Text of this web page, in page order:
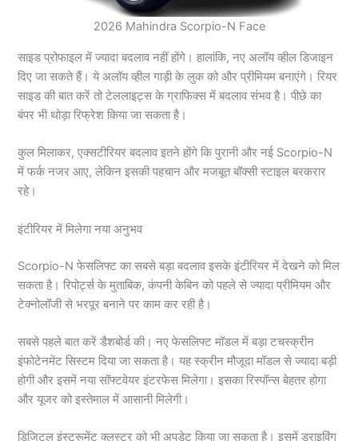
2026 Mahindra Scorpio-N Face
साइड प्रोफाइल में ज्यादा बदलाव नहीं होंगे। हालांकि, नए अलॉय व्हील डिजाइन
दिए जा सकते हैं। ये अलॉय व्हील गाड़ी के लुक को और प्रीमियम बनाएंगे। रियर
साइड की बात करें तो टेललाइट्स के ग्राफिक्स में बदलाव संभव है। पीछे का
बंपर भी थोड़ा रिफ्रेश किया जा सकता है।
कुल मिलाकर, एक्सटीरियर बदलाव इतने होंगे कि पुरानी और नई Scorpio-N
में फर्क नजर आए, लेकिन इसकी पहचान और मजबूत बॉक्सी स्टाइल बरकरार
रहे।
इंटीरियर में मिलेगा नया अनुभव
Scorpio-N फेसलिफ्ट का सबसे बड़ा बदलाव इसके इंटीरियर में देखने को मिल
सकता है। रिपोर्ट्स के मुताबिक, कंपनी केबिन को पहले से ज्यादा प्रीमियम और
टेक्नोलॉजी से भरपूर बनाने पर काम कर रही है।
सबसे पहले बात करें डैशबोर्ड की। नए फेसलिफ्ट मॉडल में बड़ा टचस्क्रीन
इंफोटेनमेंट सिस्टम दिया जा सकता है। यह स्क्रीन मौजूदा मॉडल से ज्यादा बड़ी
होगी और इसमें नया सॉफ्टवेयर इंटरफेस मिलेगा। इसका रिस्पॉन्स बेहतर होगा
और यूजर को इस्तेमाल में आसानी मिलेगी।
डिजिटल इंस्ट्रूमेंट क्लस्टर को भी अपडेट किया जा सकता है। इसमें ड्राइविंग